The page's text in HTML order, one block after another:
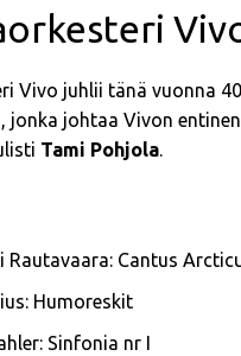
Vivo juhlii tänä vuonna
jonka johtaa Vivon
Tami Pohjola.
Rautavaara: Cantus
Humoreskit
Sinfonia nr I